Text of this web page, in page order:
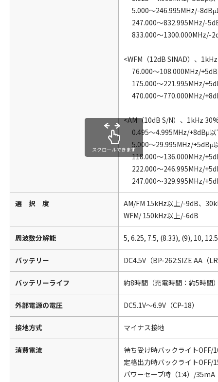
5.000～246.995MHz/-8dBμ
247.000～832.995MHz/-
833.000～1300.000MHz/-
<WFM（12dB SINAD）、
76.000～108.000MHz/
175.000～221.995MHz/
470.000～770.000MHz/
<AM（10dB S/N）、1kHz
0.495～4.995MHz/+8dBμ以
5.000～29.995MHz/+5dBμ
118.000～136.000MHz/
222.000～246.995MHz/
247.000～329.995MHz/
選 択 度
AM/FM 15kHz以上/-9dB、
WFM/ 150kHz以上/-6dB
周波数分解能 5, 6.25, 7.5, (8.33), (9), 10,
バッテリー DC4.5V（BP-262:SIZE AA（
バッテリーライフ 約8時間（充電時間：約5時間
外部電源の電圧 DC5.1V～6.9V（CP-18）
接地方式 マイナス接地
消費電流
待ち受け時バックライトOFF/
定格出力時バックライトOFF/
パワーセーブ時（1:4）/35mA
スクロールできます